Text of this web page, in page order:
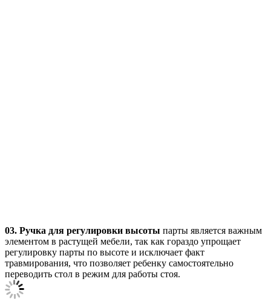
03. Ручка для регулировки высоты парты является важным
элементом в растущей мебели, так как гораздо упрощает
регулировку парты по высоте и исключает факт
травмирования, что позволяет ребенку самостоятельно
переводить стол в режим для работы стоя.